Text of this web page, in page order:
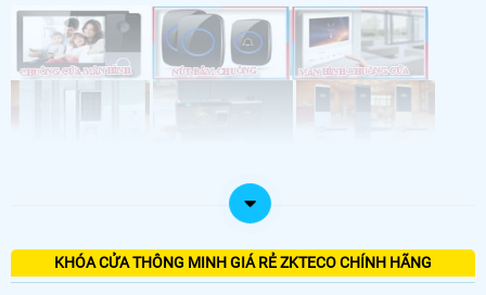
ninh gia đình và văn phòng tuyệt đối, với nhiều phương thức mở cưa như, vân
tay, thẻ từ nhận diện khuôn mặt thì đây là giải pháp giúp cho căn hộ, văn phòng
công ty chuyên nghiệp hơn
KHÓA CỬA THÔNG MINH GIÁ RẺ ZKTECO CHÍNH HÃNG